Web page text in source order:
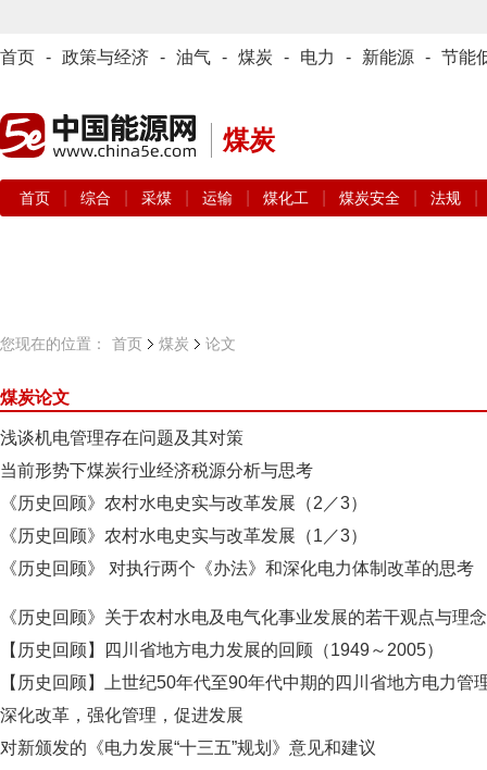
首页 - 政策与经济 - 油气 - 煤炭 - 电力 - 新能源 - 节能
煤炭
首页 综合 采煤 运输 煤化工 煤炭安全 法规
您现在的位置： 首页 煤炭 论文
煤炭论文
浅谈机电管理存在问题及其对策
当前形势下煤炭行业经济税源分析与思考
《历史回顾》农村水电史实与改革发展（2／3）
《历史回顾》农村水电史实与改革发展（1／3）
《历史回顾》 对执行两个《办法》和深化电力体制改革的思考
《历史回顾》关于农村水电及电气化事业发展的若干观点与理念
【历史回顾】四川省地方电力发展的回顾（1949～2005）
【历史回顾】上世纪50年代至90年代中期的四川省地方电力管
深化改革，强化管理，促进发展
对新颁发的《电力发展“十三五”规划》意见和建议